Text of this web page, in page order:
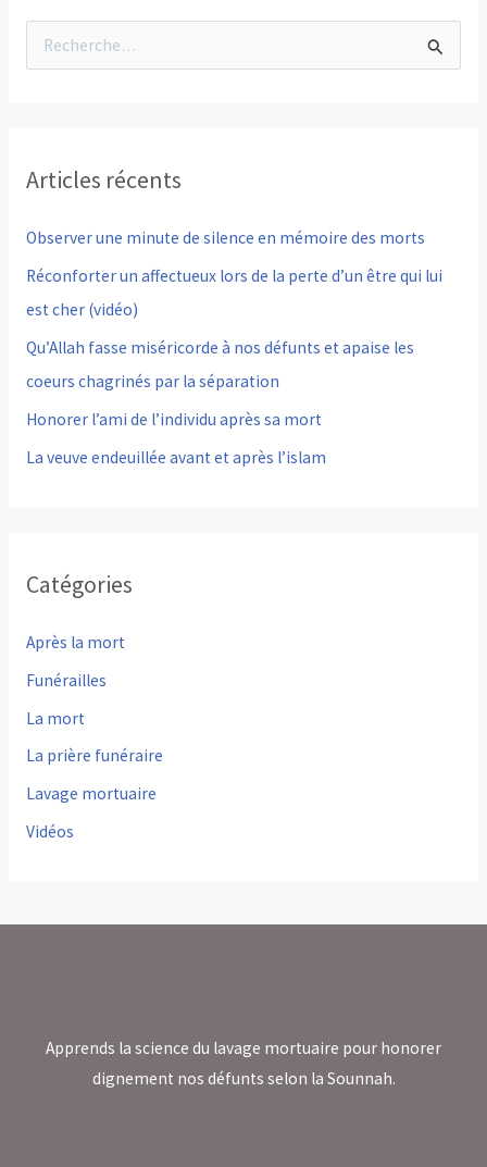
e
h
e
r
:
Articles récents
Observer une minute de silence en mémoire des morts
Réconforter un affectueux lors de la perte d’un être qui lui
est cher (vidéo)
Qu’Allah fasse miséricorde à nos défunts et apaise les
coeurs chagrinés par la séparation
Honorer l’ami de l’individu après sa mort
La veuve endeuillée avant et après l’islam
Catégories
Après la mort
Funérailles
La mort
La prière funéraire
Lavage mortuaire
Vidéos
Apprends la science du lavage mortuaire pour honorer
dignement nos défunts selon la Sounnah.